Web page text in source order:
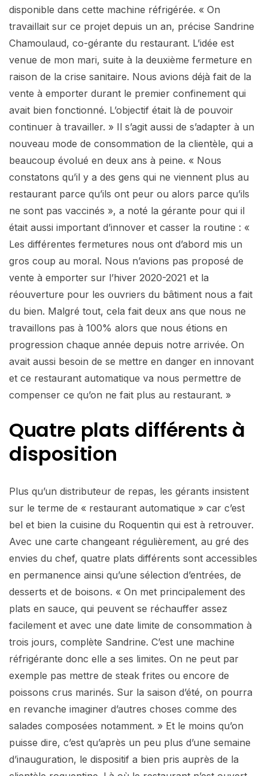
disponible dans cette machine réfrigérée. « On
travaillait sur ce projet depuis un an, précise Sandrine
Chamoulaud, co-gérante du restaurant. L’idée est
venue de mon mari, suite à la deuxième fermeture en
raison de la crise sanitaire. Nous avions déjà fait de la
vente à emporter durant le premier confinement qui
avait bien fonctionné. L’objectif était là de pouvoir
continuer à travailler. » Il s’agit aussi de s’adapter à un
nouveau mode de consommation de la clientèle, qui a
beaucoup évolué en deux ans à peine. « Nous
constatons qu’il y a des gens qui ne viennent plus au
restaurant parce qu’ils ont peur ou alors parce qu’ils
ne sont pas vaccinés », a noté la gérante pour qui il
était aussi important d’innover et casser la routine : «
Les différentes fermetures nous ont d’abord mis un
gros coup au moral. Nous n’avions pas proposé de
vente à emporter sur l’hiver 2020-2021 et la
réouverture pour les ouvriers du bâtiment nous a fait
du bien. Malgré tout, cela fait deux ans que nous ne
travaillons pas à 100% alors que nous étions en
progression chaque année depuis notre arrivée. On
avait aussi besoin de se mettre en danger en innovant
et ce restaurant automatique va nous permettre de
compenser ce qu’on ne fait plus au restaurant. »
Quatre plats différents à
disposition
Plus qu’un distributeur de repas, les gérants insistent
sur le terme de « restaurant automatique » car c’est
bel et bien la cuisine du Roquentin qui est à retrouver.
Avec une carte changeant régulièrement, au gré des
envies du chef, quatre plats différents sont accessibles
en permanence ainsi qu’une sélection d’entrées, de
desserts et de boisons. « On met principalement des
plats en sauce, qui peuvent se réchauffer assez
facilement et avec une date limite de consommation à
trois jours, complète Sandrine. C’est une machine
réfrigérante donc elle a ses limites. On ne peut par
exemple pas mettre de steak frites ou encore de
poissons crus marinés. Sur la saison d’été, on pourra
en revanche imaginer d’autres choses comme des
salades composées notamment. » Et le moins qu’on
puisse dire, c’est qu’après un peu plus d’une semaine
d’inauguration, le dispositif a bien pris auprès de la